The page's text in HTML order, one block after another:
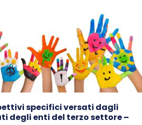
specifici versati dagli
degli enti del terzo settore –